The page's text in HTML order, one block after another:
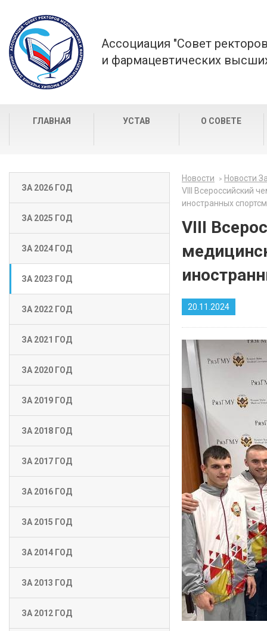
Ассоциация "Совет
и фармацевтических
ГЛАВНАЯ УСТАВ О СОВЕТЕ
ЗА 2026 ГОД
ЗА 2025 ГОД
ЗА 2024 ГОД
ЗА 2023 ГОД
ЗА 2022 ГОД
ЗА 2021 ГОД
ЗА 2020 ГОД
ЗА 2019 ГОД
ЗА 2018 ГОД
ЗА 2017 ГОД
ЗА 2016 ГОД
ЗА 2015 ГОД
ЗА 2014 ГОД
ЗА 2013 ГОД
ЗА 2012 ГОД
Новости
Новости
VIII Всероссийский
иностранных
VIII
20.11.2024